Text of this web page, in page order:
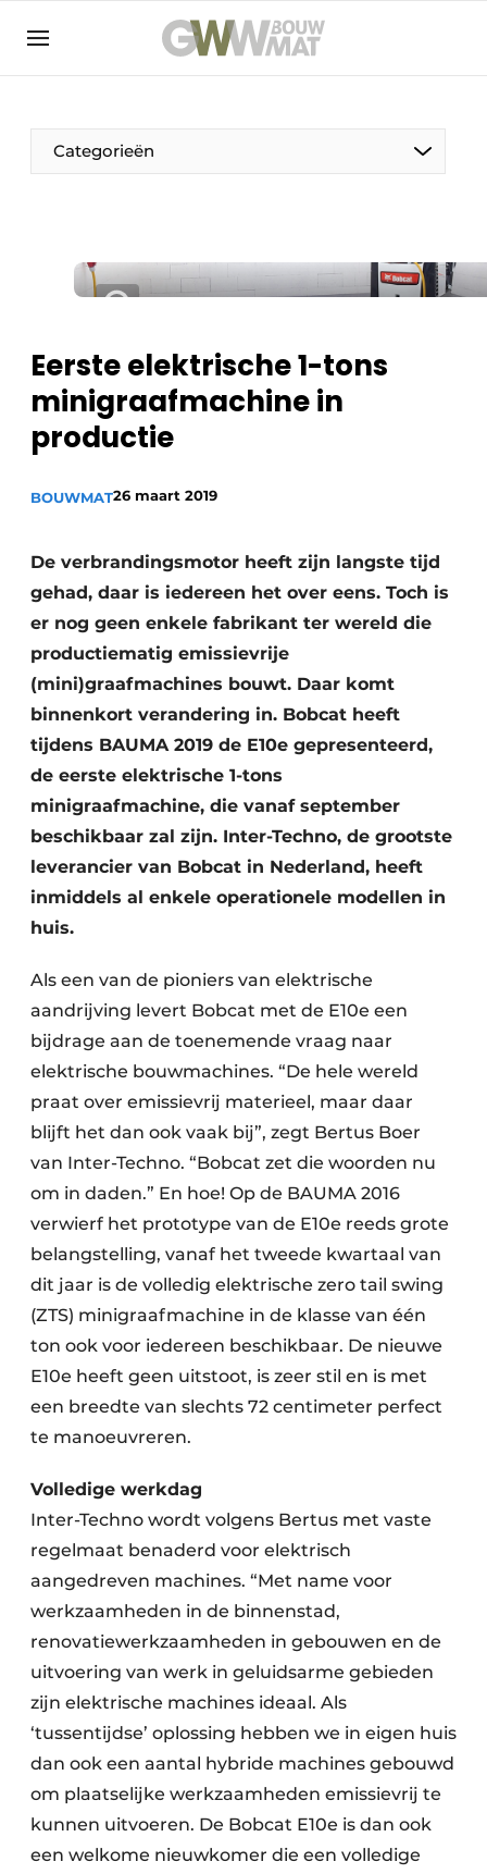
NL EN
Categorieën
De Pen
Duurzaamheid & Innovatie
Fundering
Sloop & Recycling
Bouwtransport
Machines & Materieel
Eerste elektrische 1-tons
minigraafmachine in
productie
BOUWMAT26 maart 2019
De verbrandingsmotor heeft zijn langste tijd
gehad, daar is iedereen het over eens. Toch is
er nog geen enkele fabrikant ter wereld die
productiematig emissievrije
(mini)graafmachines bouwt. Daar komt
binnenkort verandering in. Bobcat heeft
tijdens BAUMA 2019 de E10e gepresenteerd,
de eerste elektrische 1-tons
minigraafmachine, die vanaf september
beschikbaar zal zijn. Inter-Techno, de grootste
leverancier van Bobcat in Nederland, heeft
inmiddels al enkele operationele modellen in
huis.
Als een van de pioniers van elektrische
aandrijving levert Bobcat met de E10e een
bijdrage aan de toenemende vraag naar
elektrische bouwmachines. “De hele wereld
praat over emissievrij materieel, maar daar
blijft het dan ook vaak bij”, zegt Bertus Boer
van Inter-Techno. “Bobcat zet die woorden nu
om in daden.” En hoe! Op de BAUMA 2016
verwierf het prototype van de E10e reeds grote
belangstelling, vanaf het tweede kwartaal van
dit jaar is de volledig elektrische zero tail swing
(ZTS) minigraafmachine in de klasse van één
ton ook voor iedereen beschikbaar. De nieuwe
E10e heeft geen uitstoot, is zeer stil en is met
een breedte van slechts 72 centimeter perfect
te manoeuvreren.
Volledige werkdag
Inter-Techno wordt volgens Bertus met vaste
regelmaat benaderd voor elektrisch
aangedreven machines. “Met name voor
werkzaamheden in de binnenstad,
renovatiewerkzaamheden in gebouwen en de
uitvoering van werk in geluidsarme gebieden
zijn elektrische machines ideaal. Als
‘tussentijdse’ oplossing hebben we in eigen huis
dan ook een aantal hybride machines gebouwd
om plaatselijke werkzaamheden emissievrij te
kunnen uitvoeren. De Bobcat E10e is dan ook
een welkome nieuwkomer die een volledige